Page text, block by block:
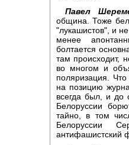
Павел
община. Тоже
"лукашистов", и
менее
болтается
там происходит,
во многом и
поляризация.
на позицию
всегда был, и до
Белоруссии
тайно, в том
Белоруссии
антифашистский